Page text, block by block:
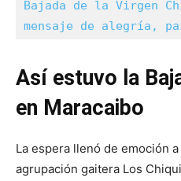
Bajada de la Virgen
mensaje de alegría,
Así estuvo la
en Maracaibo
La espera llenó de emoción
agrupación gaitera Los